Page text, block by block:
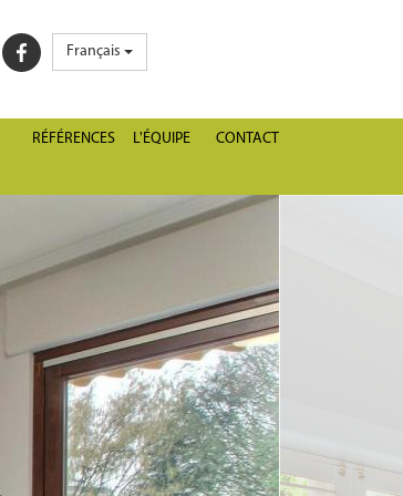
Français
RÉFÉRENCES L'ÉQUIPE CONTACT